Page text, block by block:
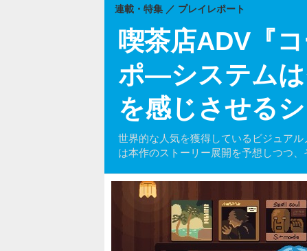
喫茶店ADV『
ポ―システムは
を感じさせる
世界的な人気を獲得しているビジュア
は本作のストーリー展開を予想しつつ、
連載・特集 プレイレポート